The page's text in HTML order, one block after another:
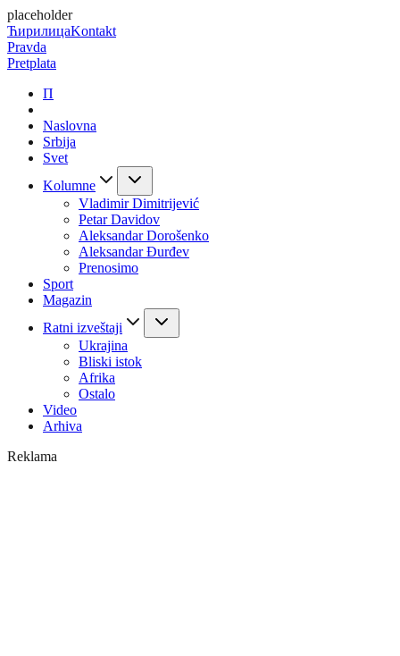
placeholder
ЋирилицаKontakt
Pravda
Pretplata
П
Naslovna
Srbija
Svet
Kolumne
Vladimir Dimitrijević
Petar Davidov
Aleksandar Dorošenko
Aleksandar Đurđev
Prenosimo
Sport
Magazin
Ratni izveštaji
Ukrajina
Bliski istok
Afrika
Ostalo
Video
Arhiva
Reklama